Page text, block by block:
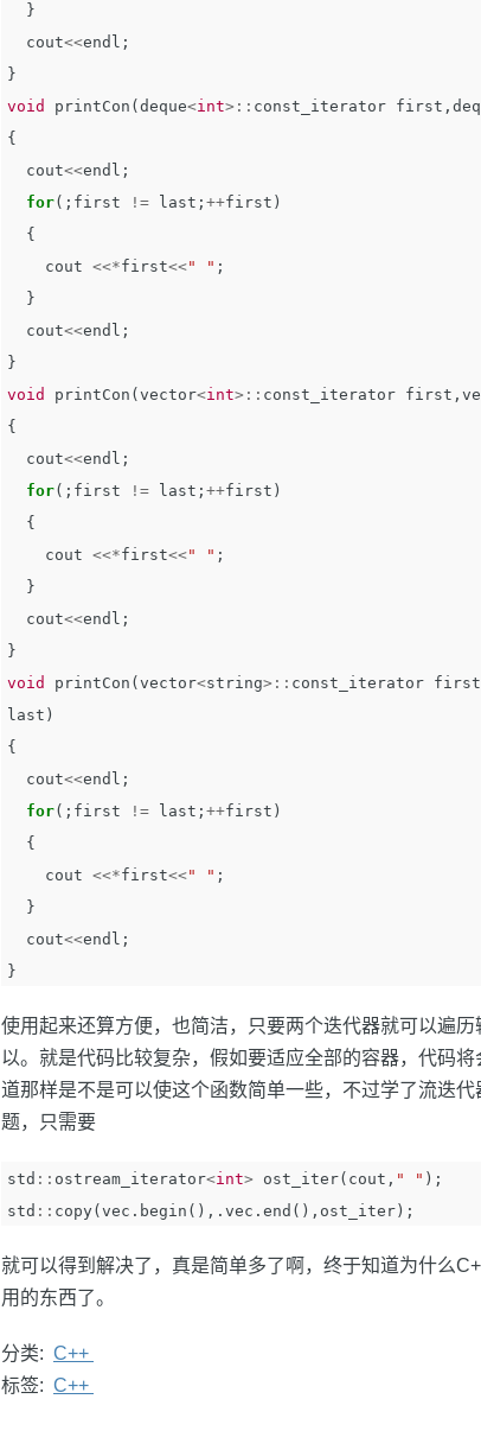
}
cout<<endl ;
}
void
printCon ( deque<int>:: const_iterator first ,
{
cout<<endl ;
for(; first != last ; ++first )
{
cout <<*first<<" " ;
}
cout<<endl ;
}
void
printCon ( vector<int>:: const_iterator first ,
{
cout<<endl ;
for(; first != last ; ++first )
{
cout <<*first<<" " ;
}
cout<<endl ;
}
void
printCon ( vector<string>:: const_iterator first
last )
{
cout<<endl ;
for(; first != last ; ++first )
{
cout <<*first<<" " ;
}
cout<<endl ;
}
使用起来还算方便，也简洁，只要两个迭代器就可以遍
以。就是代码比较复杂，假如要适应全部的容器，代码
道那样是不是可以使这个函数简单一些，不过学了流迭
题，只需要
std :: ostream_iterator<int> ost_iter( cout , " " );
std :: copy( vec . begin (),. vec . end (), ost_iter );
就可以得到解决了，真是简单多了啊，终于知道为什么
用的东西了。
分类: C++
标签: C++